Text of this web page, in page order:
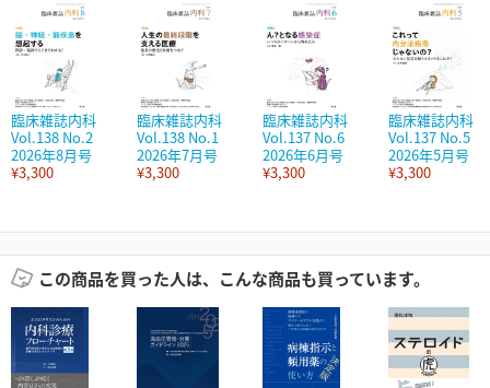
臨床雑誌内科
Vol.138 No.2
2026年8月号
¥3,300
臨床雑誌内科
Vol.138 No.1
2026年7月号
¥3,300
臨床雑誌内科
Vol.137 No.6
2026年6月号
¥3,300
臨床雑誌内科
Vol.137 No.5
2026年5月号
¥3,300
この商品を買った人は、こんな商品も買っています。